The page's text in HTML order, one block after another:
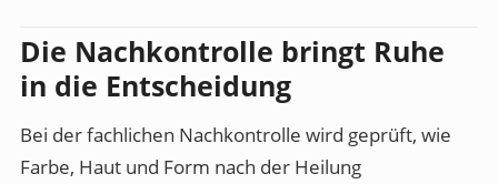
Die Nachkontrolle bringt Ruhe
in die Entscheidung
Bei der fachlichen Nachkontrolle wird geprüft, wie
Farbe, Haut und Form nach der Heilung